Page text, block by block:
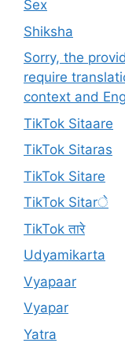
Sex
Shiksha
Sorry, the
require
context and
TikTok Sitaare
TikTok Sitaras
TikTok Sitare
TikTok Sitarे
TikTok तारे
Udyamikarta
Vyapaar
Vyapar
Yatra